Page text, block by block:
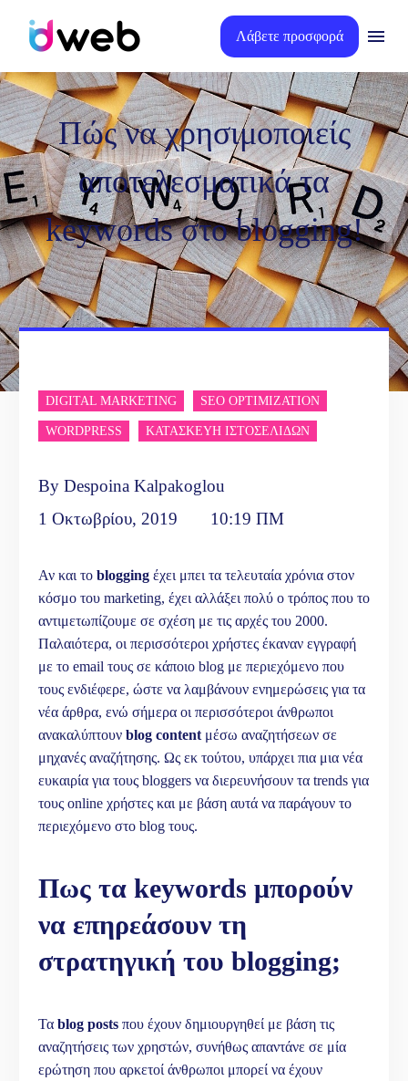
Λάβετε προσφορά
Πώς να χρησιμοποιείς
αποτελεσματικά τα
keywords στο blogging!
DIGITAL MARKETING SEO OPTIMIZATION
WORDPRESS ΚΑΤΑΣΚΕΥΗ ΙΣΤΟΣΕΛΙΔΩΝ
By Despoina Kalpakoglou
1 Οκτωβρίου, 2019
10:19 ΠΜ
Αν και το blogging έχει μπει τα τελευταία χρόνια στον
κόσμο του marketing, έχει αλλάξει πολύ ο τρόπος που το
αντιμετωπίζουμε σε σχέση με τις αρχές του 2000.
Παλαιότερα, οι περισσότεροι χρήστες έκαναν εγγραφή
με το email τους σε κάποιο blog με περιεχόμενο που
τους ενδιέφερε, ώστε να λαμβάνουν ενημερώσεις για τα
νέα άρθρα, ενώ σήμερα οι περισσότεροι άνθρωποι
ανακαλύπτουν blog content μέσω αναζητήσεων σε
μηχανές αναζήτησης. Ως εκ τούτου, υπάρχει πια μια νέα
ευκαιρία για τους bloggers να διερευνήσουν τα trends για
τους online χρήστες και με βάση αυτά να παράγουν το
περιεχόμενο στο blog τους.
Πως τα keywords μπορούν
να επηρεάσουν τη
στρατηγική του blogging;
Τα blog posts που έχουν δημιουργηθεί με βάση τις
αναζητήσεις των χρηστών, συνήθως απαντάνε σε μία
ερώτηση που αρκετοί άνθρωποι μπορεί να έχουν